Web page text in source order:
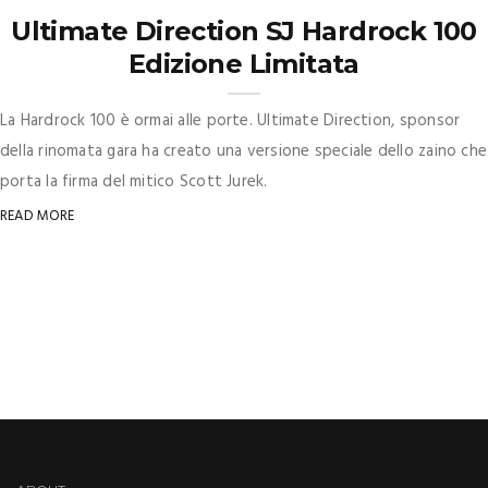
Ultimate Direction SJ Hardrock 100
Edizione Limitata
La Hardrock 100 è ormai alle porte. Ultimate Direction, sponsor
della rinomata gara ha creato una versione speciale dello zaino che
porta la firma del mitico Scott Jurek.
READ MORE